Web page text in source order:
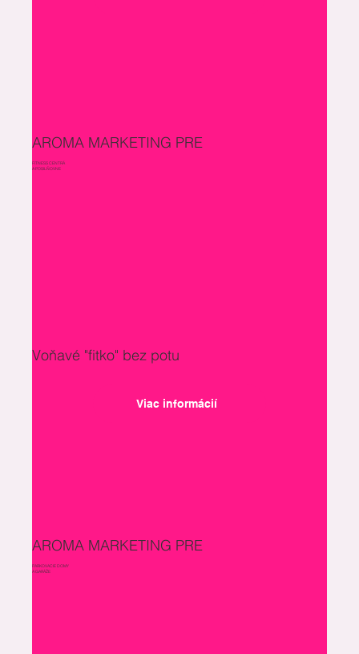
AROMA MARKETING PRE
FITNESS CENTRÁ
A POSILŇOVNE
Voňavé "fitko" bez potu
Viac informácií
AROMA MARKETING PRE
PARKOVACIE DOMY
A GARÁŽE